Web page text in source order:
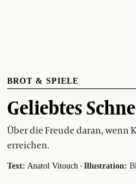
BROT & SPIELE
Geliebtes
Über die Freude daran, wenn
erreichen.
Text: Anatol Vitouch · Illustration: